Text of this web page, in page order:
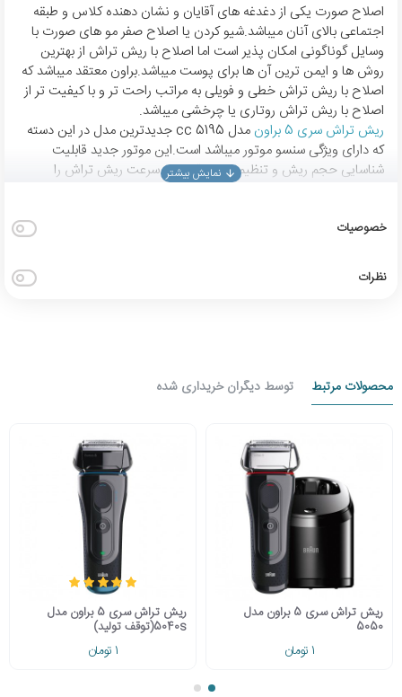
اصلاح صورت یکی از دغدغه های آقایان و نشان دهنده کلاس و طبقه
اجتماعی بالای آنان میباشد.شیو کردن یا اصلاح صفر مو های صورت با
وسایل گوناگونی امکان پذیر است اما اصلاح با ریش تراش از بهترین
روش ها و ایمن ترین آن ها برای پوست میباشد.براون معتقد میباشد که
اصلاح با ریش تراش خطی و فویلی به مراتب راحت تر و با کیفیت تر از
اصلاح با ریش تراش روتاری یا چرخشی میباشد.
ریش تراش سری 5 براون
مدل 5195 cc جدیدترین مدل در این دسته
که دارای ویژگی سنسو موتور میباشد است.این موتور جدید قابلیت
شناسایی حجم ریش و تنظیم میزان قدرت و سرعت ریش تراش را
ماکروموشن(حرکت داریو هد با زاویه 40 درجه )میباشد.عملکرد اصلاح با
لیفت(بالا آورنده ریش) تکمیل میشود.از ویژگی های متمایز کننده ریش
تراش سری 5 براون میتوان به قابلیت اصلاح تر و خشک با کف و ژل
عدد باطری لیتیوم یون قدرتمند پشتیبانی میشود که در صورت یک
نمود.این دستگاه با یک عدد پایه شستشو و شارژ به بازار ایران عرضه
شده که توانایی شستشو و شارژ و ریست کردن برد دستگاه از جریان
الکتریکی مخرب و روانکاری مناسب تیغه ها را دارد.
**ساخت آلمان**
**دارای دو سال گارانتی تعویض براون ایران**
خصوصیات
نظرات
محصولات مرتبط توسط دیگران خریداری شده
ریش تراش سری 5 براون مدل
5050
1 تومان
ریش تراش سری 5 براون مدل
5040s(توقف تولید)
1 تومان